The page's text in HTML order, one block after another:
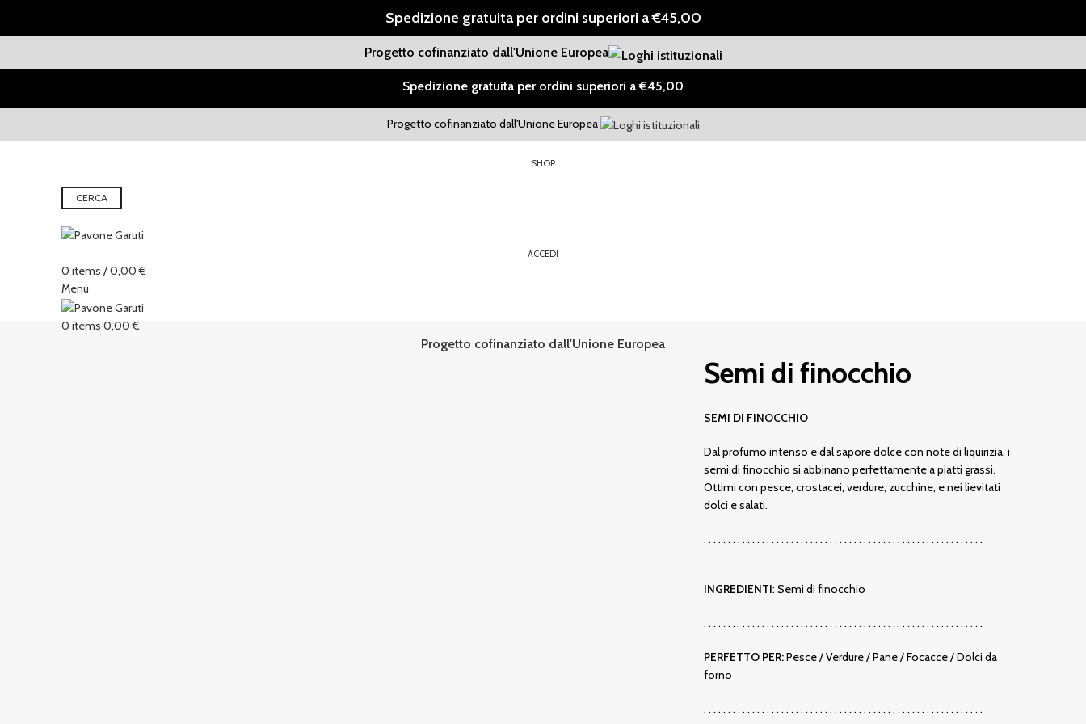
Spedizione gratuita per ordini superiori a €45,00
Progetto cofinanziato dall'Unione Europea
Spedizione gratuita per ordini superiori a €45,00
Progetto cofinanziato dall'Unione Europea
SHOP
CERCA
ACCEDI
0 items /0,00€
Menu
0 items 0,00€
Progetto cofinanziato dall'Unione Europea
Semi di finocchio
SEMI DI FINOCCHIO
Dal profumo intenso e dal sapore dolce con note di liquirizia, i
semi di finocchio si abbinano perfettamente a piatti grassi.
Ottimi con pesce, crostacei, verdure, zucchine, e nei lievitati
dolci e salati.
. . . . . . . . . . . . . . . . . . . . . . . . . . . . . . . . . . . . . . . . . . . . . . . . . . . . . . . . . .
INGREDIENTI: Semi di finocchio
. . . . . . . . . . . . . . . . . . . . . . . . . . . . . . . . . . . . . . . . . . . . . . . . . . . . . . . . . .
PERFETTO PER:Pesce / Verdure / Pane / Focacce / Dolci da
forno
. . . . . . . . . . . . . . . . . . . . . . . . . . . . . . . . . . . . . . . . . . . . . . . . . . . . . . . . . .